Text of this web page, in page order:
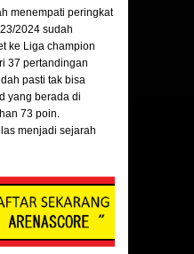
menempati peringkat
2024 sudah
ke Liga champion
37 pertandingan
pasti tak bisa
yang berada di
73 poin.
menjadi sejarah